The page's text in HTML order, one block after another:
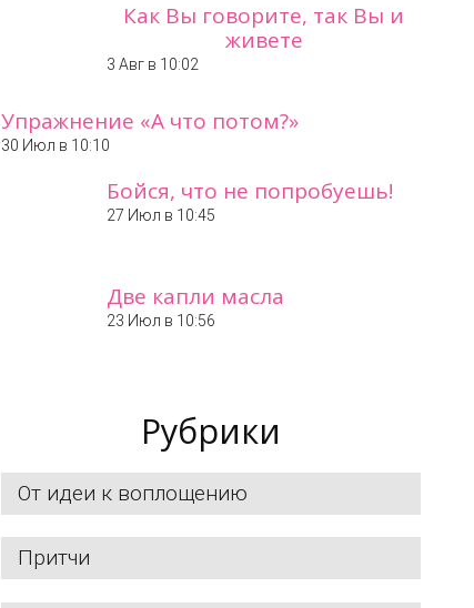
Как Вы говорите, так Вы и
живете
3 Авг в 10:02
Упражнение «А что потом?»
30 Июл в 10:10
Бойся, что не попробуешь!
27 Июл в 10:45
Две капли масла
23 Июл в 10:56
Рубрики
От идеи к воплощению
Притчи